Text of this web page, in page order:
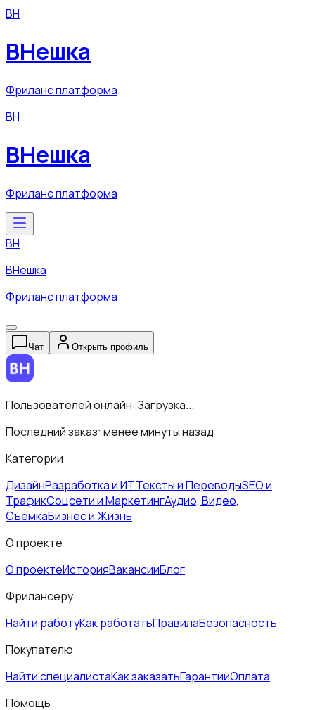
ВН
ВНешка
Фриланс платформа
ВН
ВНешка
Фриланс платформа
ВН
ВНешка
Фриланс платформа
Чат Открыть профиль
Пользователей онлайн: Загрузка...
Последний заказ: менее минуты назад
Категории
ДизайнРазработка и ИТТексты и ПереводыSEO и
ТрафикСоцсети и МаркетингАудио, Видео,
СъемкаБизнес и Жизнь
О проекте
О проектеИсторияВакансииБлог
Фрилансеру
Найти работуКак работатьПравилаБезопасность
Покупателю
Найти специалистаКак заказатьГарантииОплата
Помощь